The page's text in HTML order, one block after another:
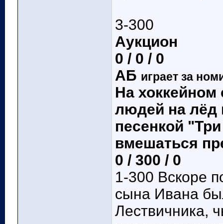
3-300
Аукцион
0 / 0 / 0
АБ играет за
На хоккейном
людей на лёд
песенкой
вмешаться
0 / 300 / 0
1-300 Вскоре
сына Ивана
Лествичника,